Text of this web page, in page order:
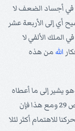
في أجساد الضعف لا
أي إلى الأربعة عشر
في الملك الألفي لا
الله من هذه
يشير إلى ما أعطاه
في كرمه وجوده. وكما يرى في سفر العدد ص 29 ومع هذا فإن
للاهتمام أكثر لئلا